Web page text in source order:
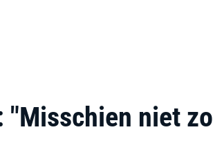
niet zo